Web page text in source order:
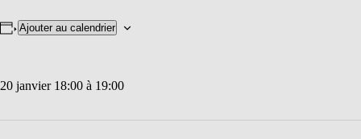
Ajouter au calendrier
20 janvier 18:00 à 19:00